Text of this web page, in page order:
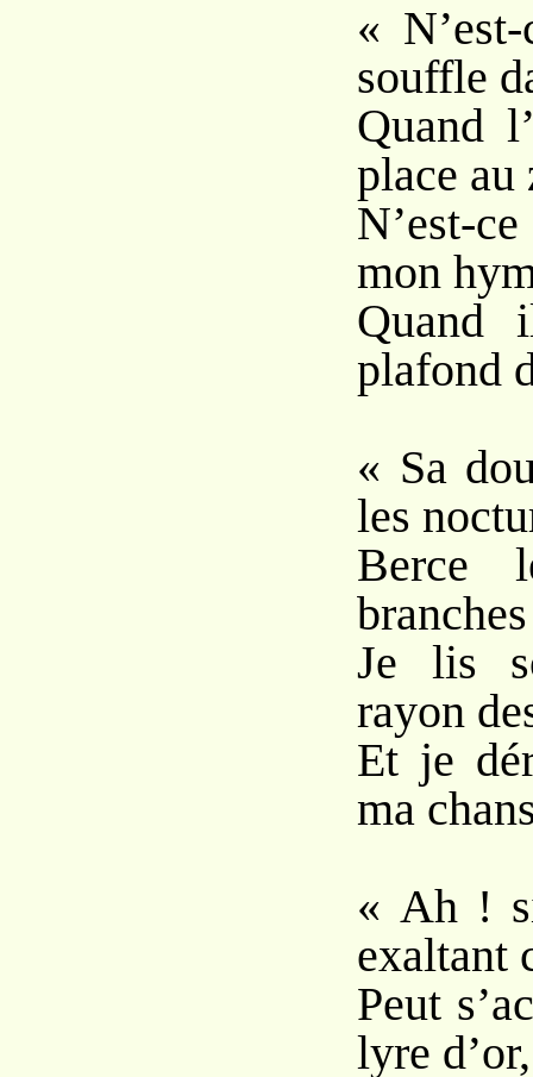
«
souffle
Quand
place au
N’est-
mon
Quand
plafond
« Sa
les
Berce
Je lis
rayon
Et je
ma
« Ah !
exaltant
Peut
lyre d’or,